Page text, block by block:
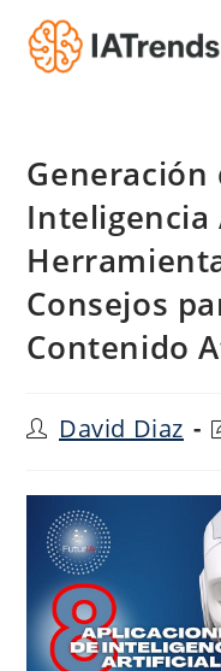
Saltar
contenido
Generación
Consejos
Contenido
Autor
de
entrada:
David Diaz